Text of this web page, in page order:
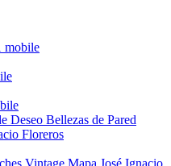
Deseo Bellezas de Pared
Floreros
Vintage Mapa José Ignacio